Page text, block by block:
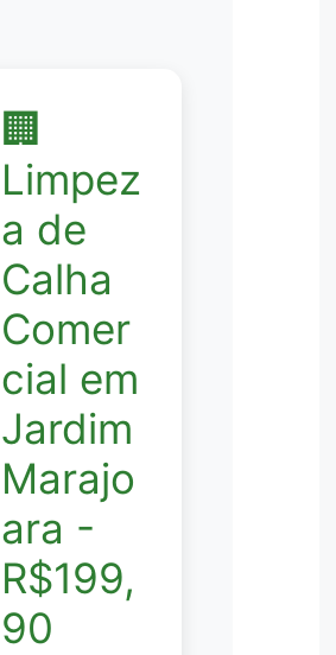
🏢
Limpez
a de
Calha
Comer
cial em
Jardim
Marajo
ara -
R$199,
90